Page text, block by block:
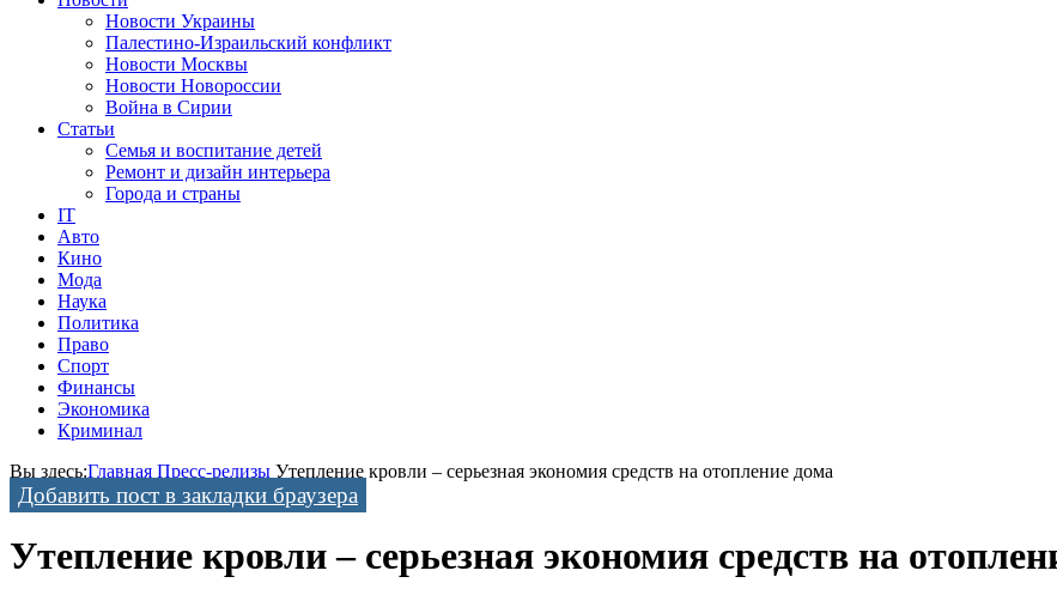
Новости Украины
Палестино-Израильский конфликт
Новости Москвы
Новости Новороссии
Война в Сирии
Статьи
Семья и воспитание детей
Ремонт и дизайн интерьера
Города и страны
IT
Авто
Кино
Мода
Наука
Политика
Право
Спорт
Финансы
Экономика
Криминал
Вы здесь:Главная Пресс-релизы Утепление кровли – серьезная экономия средств на отопление дома
Добавить пост в закладки браузера
Утепление кровли – серьезная экономия средств на